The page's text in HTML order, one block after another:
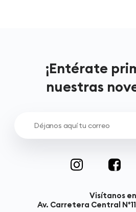
¡Entérate
nuestras
Visítanos
Av. Carretera Central